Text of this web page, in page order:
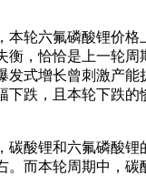
本轮六氟磷酸锂价格
衡，恰恰是上一轮周
发式增长曾刺激产能
下跌，且本轮下跌的
碳酸锂和六氟磷酸
。而本轮周期中，碳